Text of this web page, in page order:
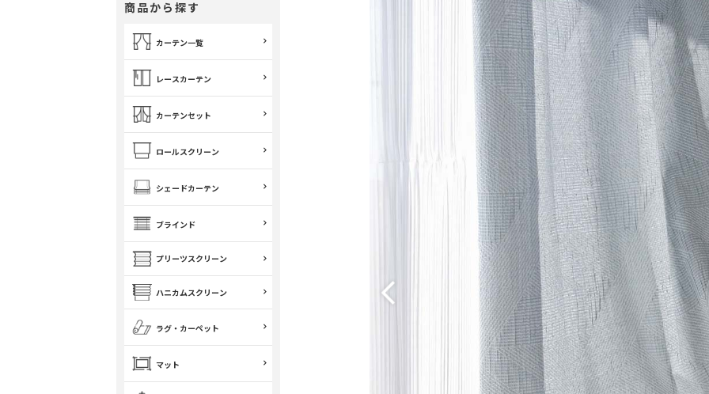
商品から探す
カーテン一覧
レースカーテン
カーテンセット
ロールスクリーン
シェードカーテン
ブラインド
プリーツスクリーン
ハニカムスクリーン
ラグ・カーペット
マット